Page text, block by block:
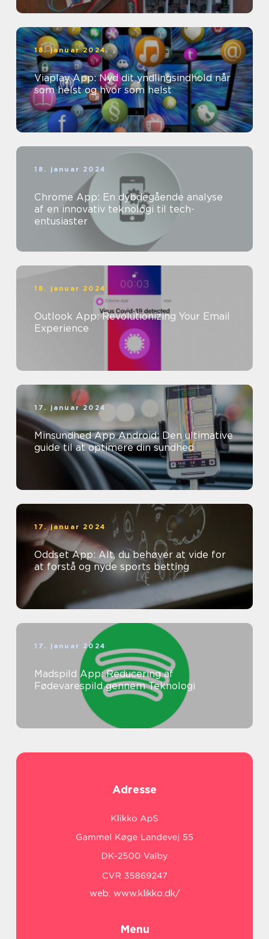
18. januar 2024
Viaplay App: Nyd dit yndlingsindhold når
som helst og hvor som helst
18. januar 2024
Chrome App: En dybdegående analyse
af en innovativ teknologi til tech-
entusiaster
18. januar 2024
Outlook App: Revolutionizing Your Email
Experience
17. januar 2024
Minsundhed App Android: Den ultimative
guide til at optimere din sundhed
17. januar 2024
Oddset App: Alt, du behøver at vide for
at forstå og nyde sports betting
17. januar 2024
Madspild App: Reducering af
Fødevarespild gennem Teknologi
Adresse
web: www.klikko.dk/
Menu